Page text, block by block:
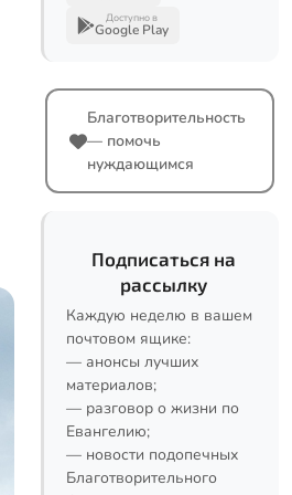
Доступно в
Google Play
Благотворительность
— помочь
нуждающимся
Подписаться на
рассылку
Каждую неделю в вашем
почтовом ящике:
— анонсы лучших
материалов;
— разговор о жизни по
Евангелию;
— новости подопечных
Благотворительного